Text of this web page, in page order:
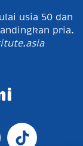
usia 50 dan
pria.